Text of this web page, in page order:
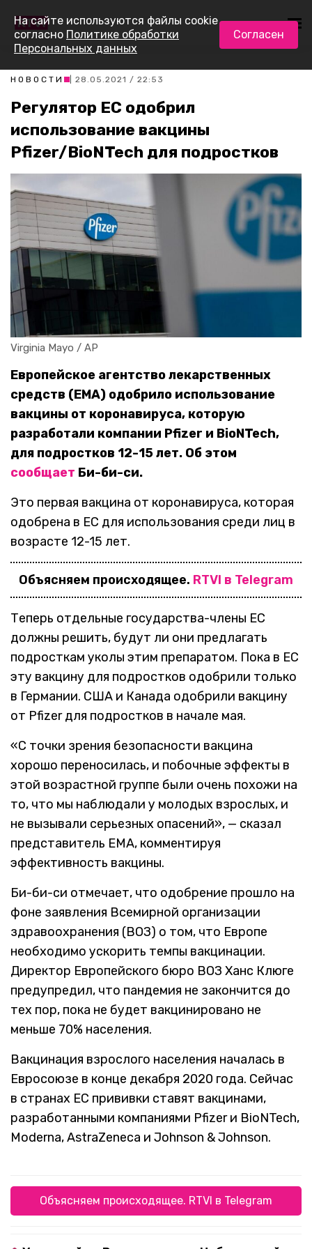
НОВОСТИ | 28.05.2021 / 22:53
Регулятор ЕС одобрил
использование вакцины
Pfizer/BioNTech для подростков
Virginia Mayo / AP
Европейское агентство лекарственных
средств (EMA) одобрило использование
вакцины от коронавируса, которую
разработали компании Pfizer и BioNTech,
для подростков 12-15 лет. Об этом
сообщает Би-би-си.
Это первая вакцина от коронавируса, которая
одобрена в ЕС для использования среди лиц в
возрасте 12-15 лет.
Объясняем происходящее. RTVI в Telegram
Теперь отдельные государства-члены ЕС
должны решить, будут ли они предлагать
подросткам уколы этим препаратом. Пока в ЕС
эту вакцину для подростков одобрили только
в Германии. США и Канада одобрили вакцину
от Pfizer для подростков в начале мая.
«С точки зрения безопасности вакцина
хорошо переносилась, и побочные эффекты в
этой возрастной группе были очень похожи на
то, что мы наблюдали у молодых взрослых, и
не вызывали серьезных опасений», — сказал
представитель EMA, комментируя
эффективность вакцины.
Би-би-си отмечает, что одобрение прошло на
фоне заявления Всемирной организации
здравоохранения (ВОЗ) о том, что Европе
необходимо ускорить темпы вакцинации.
Директор Европейского бюро ВОЗ Ханс Клюге
предупредил, что пандемия не закончится до
тех пор, пока не будет вакцинировано не
меньше 70% населения.
Вакцинация взрослого населения началась в
Евросоюзе в конце декабря 2020 года. Сейчас
в странах ЕС прививки ставят вакцинами,
разработанными компаниями Pfizer и BioNTech,
Moderna, AstraZeneca и Johnson & Johnson.
Объясняем происходящее. RTVI в Telegram
На сайте используются файлы cookie
согласно Политике обработки
Персональных данных
Согласен